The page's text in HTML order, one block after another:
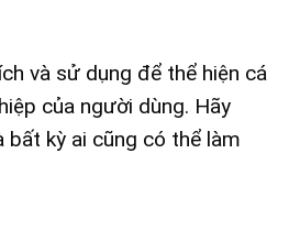
và sử dụng để thể hiện cá
của người dùng. Hãy
kỳ ai cũng có thể làm